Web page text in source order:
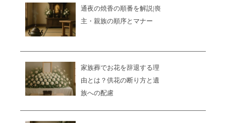
通夜の焼香の順番を解説|喪
主・親族の順序とマナー
家族葬でお花を辞退する理
由とは？供花の断り方と遺
族への配慮